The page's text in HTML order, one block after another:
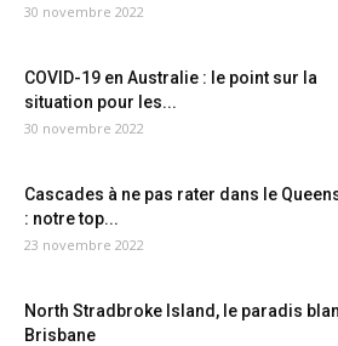
30 novembre 2022
COVID-19 en Australie : le point sur la
situation pour les...
30 novembre 2022
Cascades à ne pas rater dans le
: notre top...
23 novembre 2022
North Stradbroke Island, le paradis
Brisbane